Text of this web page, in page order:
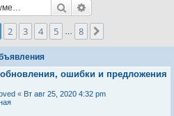
Поиск
1 из
2 3 4 5 8
ошибки и предложения
« Вт авг 25, 2020 4:32 pm